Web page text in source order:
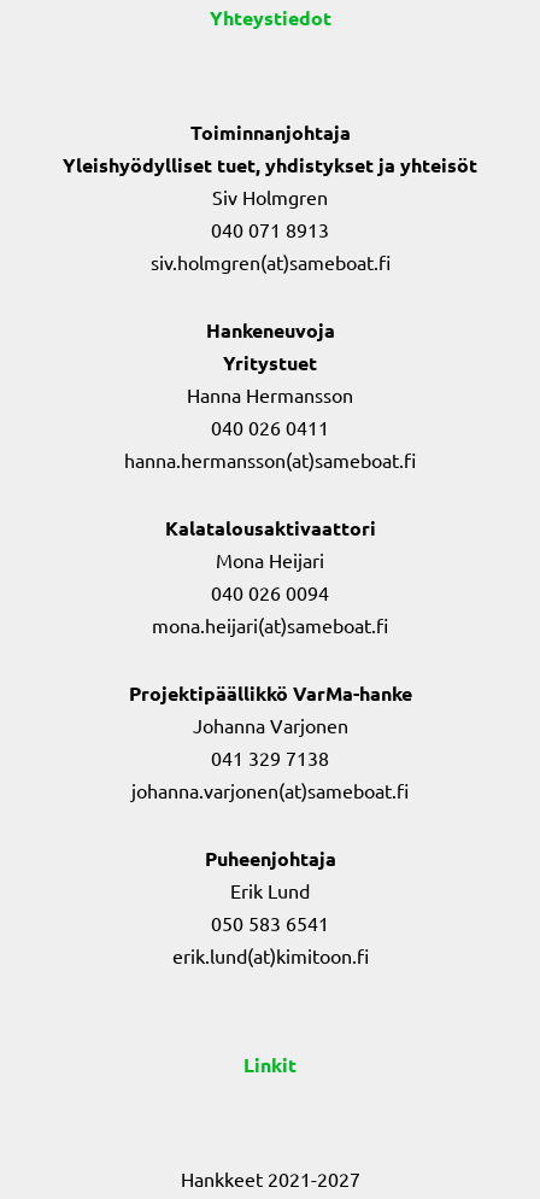
Yhteystiedot
Toiminnanjohtaja
Yleishyödylliset tuet, yhdistykset ja yhteisöt
Siv Holmgren
040 071 8913
siv.holmgren(at)sameboat.fi
Hankeneuvoja
Yritystuet
Hanna Hermansson
040 026 0411
hanna.hermansson(at)sameboat.fi
Kalatalousaktivaattori
Mona Heijari
040 026 0094
mona.heijari(at)sameboat.fi
Projektipäällikkö VarMa-hanke
Johanna Varjonen
041 329 7138
johanna.varjonen(at)sameboat.fi
Puheenjohtaja
Erik Lund
050 583 6541
erik.lund(at)kimitoon.fi
Linkit
Hankkeet 2021-2027